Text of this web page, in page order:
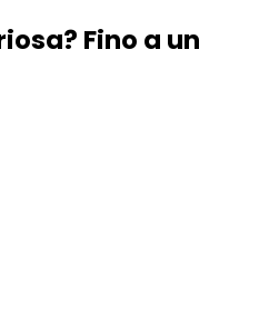
Fino a un